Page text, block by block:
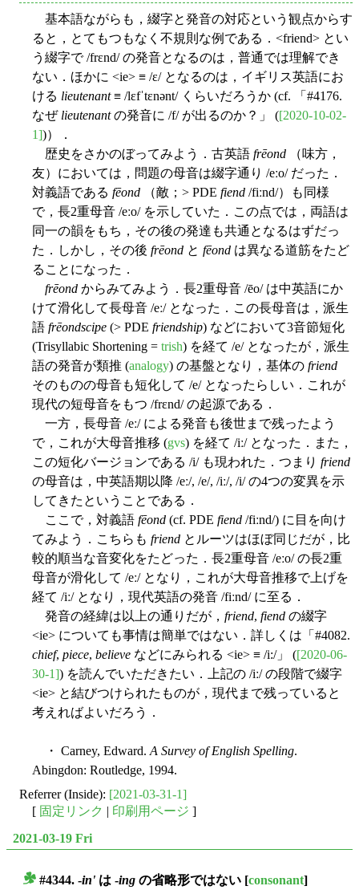
基本語ながらも，綴字と発音の対応という観点からす
ると，とてもつもなく不規則な例である．<friend> とい
う綴字で /frɛnd/ の発音となるのは，普通では理解でき
ない．ほかに <ie> ≡ /ɛ/ となるのは，イギリス英語にお
ける lieutenant≡ /lɛfˈtɛnənt/ くらいだろうか (cf. 「#4176.
なぜ lieutenantの発音に /f/ が出るのか？」 ([2020-10-02-
1])）．
歴史をさかのぼってみよう．古英語 frēond （味方，
友）においては，問題の母音は綴字通り /eːo/ だった．
対義語である fēond （敵；> PDE fiend /fiːnd/）も同様
で，長2重母音 /eːo/ を示していた．この点では，両語は
同一の韻をもち，その後の発達も共通となるはずだっ
た．しかし，その後 frēond と fēond は異なる道筋をたど
ることになった．
frēond からみてみよう．長2重母音 /ēo/ は中英語にか
けて滑化して長母音 /eː/ となった．この長母音は，派生
語 frēondscipe (> PDE friendship) などにおいて3音節短化
(Trisyllabic Shortening = trish) を経て /e/ となったが，派生
語の発音が類推 (analogy) の基盤となり，基体の friend
そのものの母音も短化して /e/ となったらしい．これが
現代の短母音をもつ /frɛnd/ の起源である．
一方，長母音 /eː/ による発音も後世まで残ったよう
で，これが大母音推移 (gvs) を経て /iː/ となった．また，
この短化バージョンである /i/ も現われた．つまり friend
の母音は，中英語期以降 /eː/, /e/, /iː/, /i/ の4つの変異を示
してきたということである．
ここで，対義語 fēond (cf. PDE fiend /fiːnd/) に目を向け
てみよう．こちらも friend とルーツはほぼ同じだが，比
較的順当な音変化をたどった．長2重母音 /eːo/ の長2重
母音が滑化して /eː/ となり，これが大母音推移で上げを
経て /iː/ となり，現代英語の発音 /fiːnd/ に至る．
発音の経緯は以上の通りだが， friend, fiend の綴字
<ie> についても事情は簡単ではない．詳しくは「#4082.
chief, piece, believe などにみられる <ie> ≡ /i:/」 ([2020-06-
30-1]) を読んでいただきたい．上記の /iː/ の段階で綴字
<ie> と結びつけられたものが，現代まで残っていると
考えればよいだろう．
・ Carney, Edward. A Survey of English Spelling.
Abingdon: Routledge, 1994.
Referrer (Inside): [2021-03-31-1]
[ 固定リンク | 印刷用ページ ]
2021-03-19 Fri
#4344. -in' は -ing の省略形ではない [consonant]